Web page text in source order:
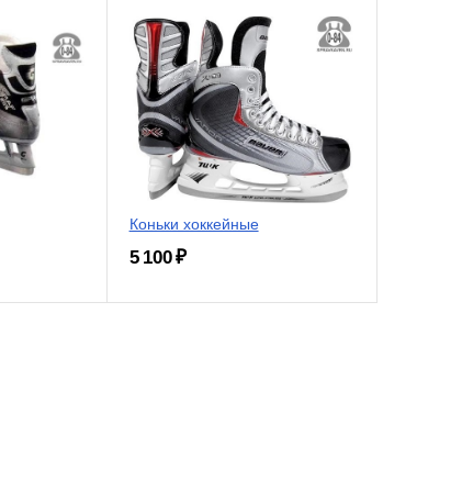
Коньки хоккейные
5 100 ₽